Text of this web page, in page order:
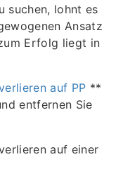
suchen, lohnt es
Ansatz
Erfolg liegt in
auf PP **
entfernen Sie
auf einer